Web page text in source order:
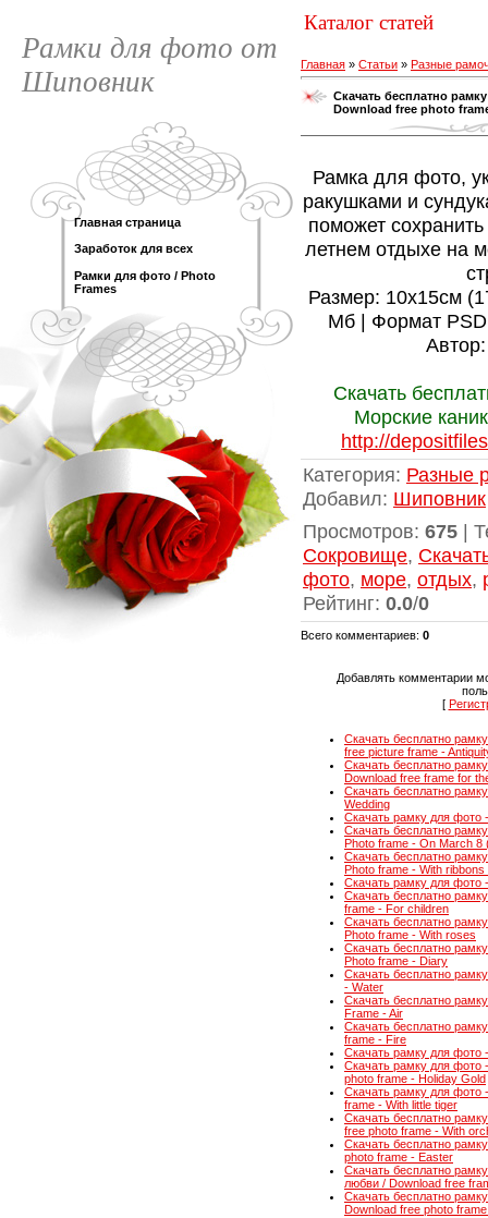
Рамки для фото от
Шиповник
Главная страница
Заработок для всех
Рамки для фото / Photo
Frames
Каталог статей
Главная » Статьи » Разные
Скачать бесплатно
Download free photo
Рамка для фото,
ракушками и
поможет
летнем отдыхе на
Размер: 10х15см
Мб | Формат
Скачать
Морские
http://
Категория: Разные
Добавил: Шиповник
Просмотров: 675 |
Сокровище,
фото, море, отдых,
Рейтинг: 0.0/0
Всего комментариев: 0
Добавлять комментарии
[
Скачать бесплатно
free picture frame -
Скачать бесплатно
Download free frame for
Скачать бесплатно
Wedding
Скачать рамку для фото
Скачать бесплатно
Photo frame - On March 8
Скачать бесплатно
Photo frame - With
Скачать рамку для фото
Скачать бесплатно
frame - For children
Скачать бесплатно
Photo frame - With roses
Скачать бесплатно
Photo frame - Diary
Скачать бесплатно
- Water
Скачать бесплатно
Frame - Air
Скачать бесплатно
frame - Fire
Скачать рамку для фото
Скачать рамку для фото
photo frame - Holiday Gold
Скачать рамку для фото
frame - With little tiger
Скачать бесплатно
free photo frame - With
Скачать бесплатно
photo frame - Easter
Скачать бесплатно
любви / Download free
Скачать бесплатно
Download free photo